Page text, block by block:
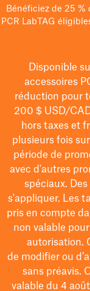
Bénéficiez de 25 %
PCR LabTAG
Disponible
accessoires
réduction pour
200 $USD/
hors taxes et
plusieurs fois
période de
avec d'autres
spéciaux.
s'appliquer. Les
pris en compte
non valable
autorisation.
de modifierou
sans préavis.
valable du 4